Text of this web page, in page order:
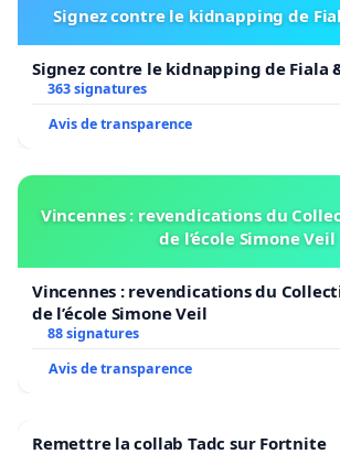
Signez contre le kidnapping de
Signez contre le kidnapping de Fiala
363 signatures
Avis de transparence
Vincennes : revendications du
de l’école Simone Veil
Vincennes : revendications du
de l’école Simone Veil
88 signatures
Avis de transparence
Remettre la collab Tadc sur Fortnite